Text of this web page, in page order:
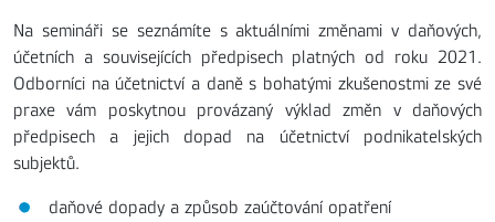
Na semináři se seznámíte s aktuálními změnami v daňových,
účetních a souvisejících předpisech platných od roku 2021.
Odborníci na účetnictví a daně s bohatými zkušenostmi ze své
praxe vám poskytnou provázaný výklad změn v daňových
předpisech a jejich dopad na účetnictví podnikatelských
subjektů.
daňové dopady a způsob zaúčtování opatření